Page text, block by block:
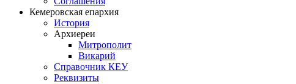
Кемеровская епархия
История
Архиереи
Митрополит
Викарий
Справочник КЕУ
Реквизиты